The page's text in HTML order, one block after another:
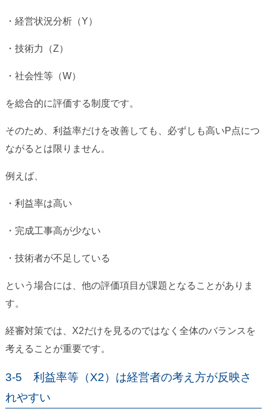
・経営状況分析（Y）
・技術力（Z）
・社会性等（W）
を総合的に評価する制度です。
そのため、利益率だけを改善しても、必ずしも高いP点につ
ながるとは限りません。
例えば、
・利益率は高い
・完成工事高が少ない
・技術者が不足している
という場合には、他の評価項目が課題となることがありま
す。
経審対策では、X2だけを見るのではなく全体のバランスを
考えることが重要です。
3-5 利益率等（X2）は経営者の考え方が反映さ
れやすい